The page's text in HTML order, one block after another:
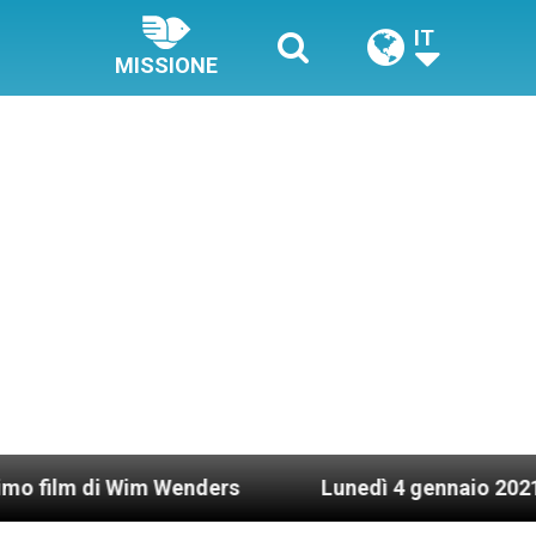
MISSIONE
IT
Wenders Lunedì 4 gennaio 2021: Possesso